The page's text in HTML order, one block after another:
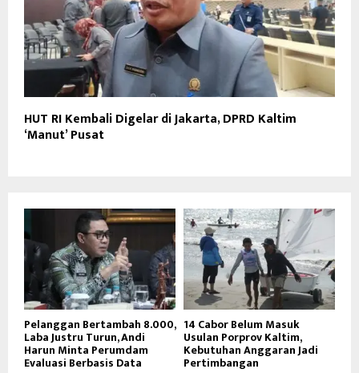
HUT RI Kembali Digelar di Jakarta, DPRD Kaltim
‘Manut’ Pusat
Pelanggan Bertambah 8.000,
Laba Justru Turun, Andi
Harun Minta Perumdam
Evaluasi Berbasis Data
14 Cabor Belum Masuk
Usulan Porprov Kaltim,
Kebutuhan Anggaran Jadi
Pertimbangan